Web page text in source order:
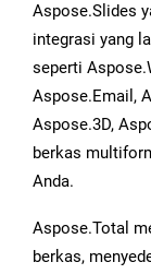
Aspose.Slides
integrasi yang
seperti
Aspose.Email,
Aspose.3D,
berkas
Anda.
Aspose.Total
berkas,